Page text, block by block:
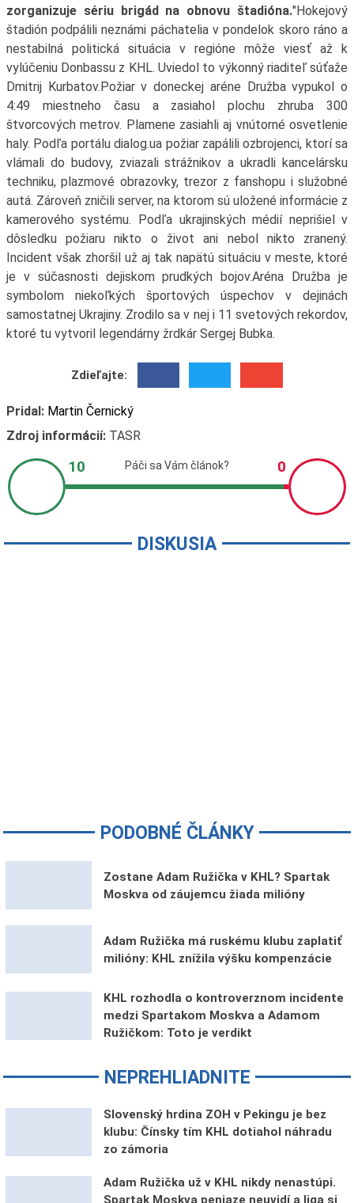
zorganizuje sériu brigád na obnovu štadióna."Hokejový
štadión podpálili neznámi páchatelia v pondelok skoro ráno a
nestabilná politická situácia v regióne môže viesť až k
vylúčeniu Donbassu z KHL. Uviedol to výkonný riaditeľ súťaže
Dmitrij Kurbatov.Požiar v doneckej aréne Družba vypukol o
4:49 miestneho času a zasiahol plochu zhruba 300
štvorcových metrov. Plamene zasiahli aj vnútorné osvetlenie
haly. Podľa portálu dialog.ua požiar zapálili ozbrojenci, ktorí sa
vlámali do budovy, zviazali strážnikov a ukradli kancelársku
techniku, plazmové obrazovky, trezor z fanshopu i služobné
autá. Zároveň zničili server, na ktorom sú uložené informácie z
kamerového systému. Podľa ukrajinských médií neprišiel v
dôsledku požiaru nikto o život ani nebol nikto zranený.
Incident však zhoršil už aj tak napätú situáciu v meste, ktoré
je v súčasnosti dejiskom prudkých bojov.Aréna Družba je
symbolom niekoľkých športových úspechov v dejinách
samostatnej Ukrajiny. Zrodilo sa v nej i 11 svetových rekordov,
ktoré tu vytvoril legendárny žrdkár Sergej Bubka.
Zdieľajte:
Pridal: Martin Černický
Zdroj informácií:TASR
DISKUSIA
PODOBNÉ ČLÁNKY
Zostane Adam Ružička v KHL? Spartak
Moskva od záujemcu žiada milióny
Adam Ružička má ruskému klubu zaplatiť
milióny: KHL znížila výšku kompenzácie
KHL rozhodla o kontroverznom incidente
medzi Spartakom Moskva a Adamom
Ružičkom: Toto je verdikt
NEPREHLIADNITE
Slovenský hrdina ZOH v Pekingu je bez
klubu: Čínsky tím KHL dotiahol náhradu
zo zámoria
Adam Ružička už v KHL nikdy nenastúpi.
Spartak Moskva peniaze neuvidí a liga si